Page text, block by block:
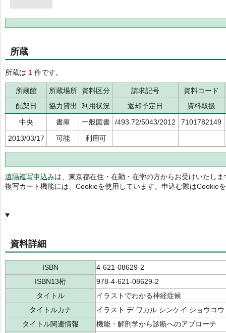
所蔵
所蔵は 1 件です。
所蔵館 所蔵場所 資料区分 請求記号
資料コード
配架日
協力貸出 利用状況 返却予定日
資料取扱
中央
書庫 一般図書 /493.72/5043/2012
7101782149
2013/03/17
可能 利用可
遠隔複写申込みは、東京都在住・在勤・在学の方からお受けいたしま
複写カート機能には、Cookieを使用しています。申込む際はCookie
資料詳細
ISBN
4-621-08629-2
ISBN13桁
978-4-621-08629-2
タイトル
イラストでわかる神経症候
タイトルカナ
イラスト デ ワカル シンケイ ショウコウ
タイトル関連情報
機能・解剖学から診断へのアプローチ